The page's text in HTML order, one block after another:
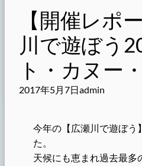
【開催レポ
川で遊ぼう
ト・カヌー
2017年5月7日admin
今年の【広瀬川で遊ぼう
た。
天候にも恵まれ過去最多